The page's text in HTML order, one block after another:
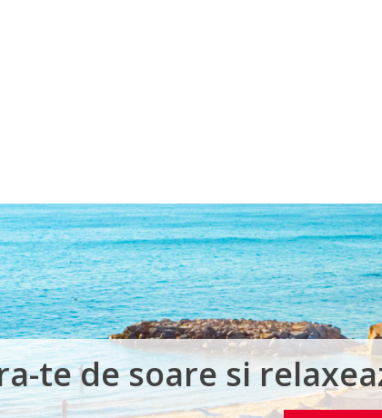
DE NERATAT
te de soare si